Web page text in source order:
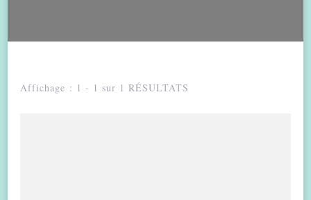
Affichage : 1 - 1 sur 1 RÉSULTATS